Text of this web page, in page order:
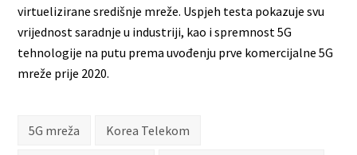
virtuelizirane središnje mreže. Uspjeh testa pokazuje svu
vrijednost saradnje u industriji, kao i spremnost 5G
tehnologije na putu prema uvođenju prve komercijalne 5G
mreže prije 2020.
5G mreža Korea Telekom